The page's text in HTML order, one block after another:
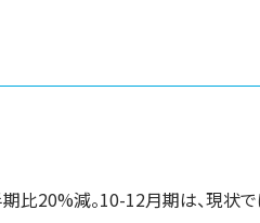
比20%減。10-12月期は、現状